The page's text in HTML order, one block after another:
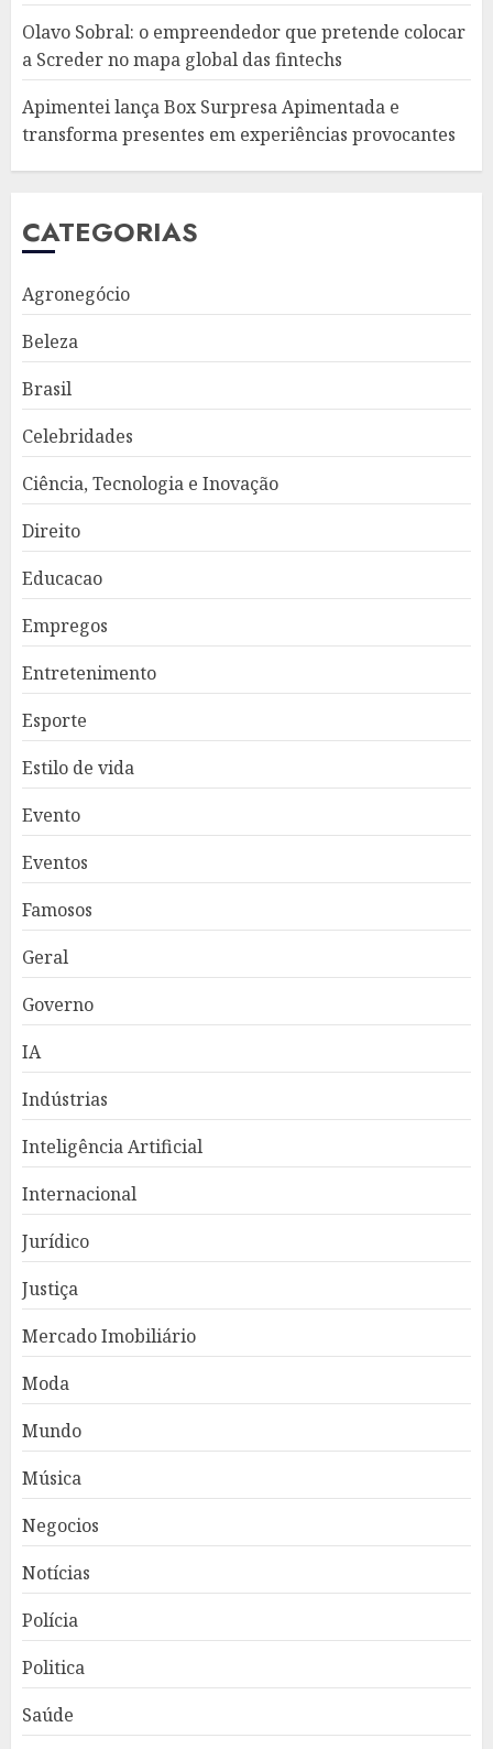
Olavo Sobral: o empreendedor que pretende colocar
a Screder no mapa global das fintechs
Apimentei lança Box Surpresa Apimentada e
transforma presentes em experiências provocantes
CATEGORIAS
Agronegócio
Beleza
Brasil
Celebridades
Ciência, Tecnologia e Inovação
Direito
Educacao
Empregos
Entretenimento
Esporte
Estilo de vida
Evento
Eventos
Famosos
Geral
Governo
IA
Indústrias
Inteligência Artificial
Internacional
Jurídico
Justiça
Mercado Imobiliário
Moda
Mundo
Música
Negocios
Notícias
Polícia
Politica
Saúde